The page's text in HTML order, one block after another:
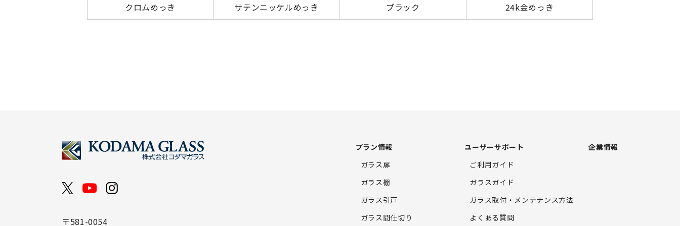
クロムめっき サテンニッケルめっき ブラック 24k金めっき
〒581-0054
プラン情報
ガラス扉
ガラス棚
ガラス引戸
ガラス間仕切り
ユーザーサポート
ご利用ガイド
ガラスガイド
ガラス取付・ メンテナンス方法
よくある質問
企業情報